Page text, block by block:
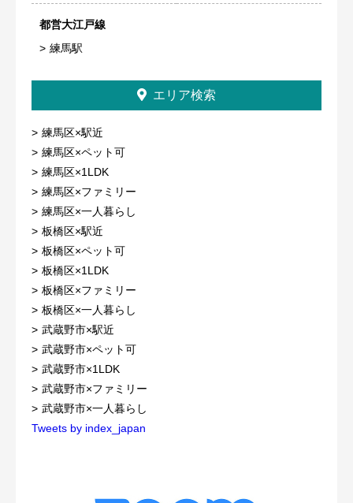
都営大江戸線
練馬駅
エリア検索
練馬区×駅近
練馬区×ペット可
練馬区×1LDK
練馬区×ファミリー
練馬区×一人暮らし
板橋区×駅近
板橋区×ペット可
板橋区×1LDK
板橋区×ファミリー
板橋区×一人暮らし
武蔵野市×駅近
武蔵野市×ペット可
武蔵野市×1LDK
武蔵野市×ファミリー
武蔵野市×一人暮らし
Tweets by index_japan